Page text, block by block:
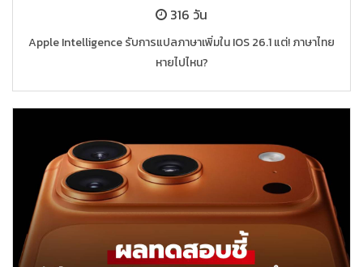
316 วัน
Apple Intelligence รับการแปลภาษาเพิ่มใน IOS 26.1 แต่! ภาษาไทย
หายไปไหน?